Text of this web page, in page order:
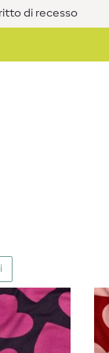
di recesso